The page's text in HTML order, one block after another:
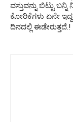
ವಸ್ತುವನ್ನು ಬಿಟ್ಟು ಬನ್ನಿ
ಕೋರಿಕೆಗಳು ಏನೇ
ದಿನದಲ್ಲಿ ಈಡೇರುತ್ತದೆ.!